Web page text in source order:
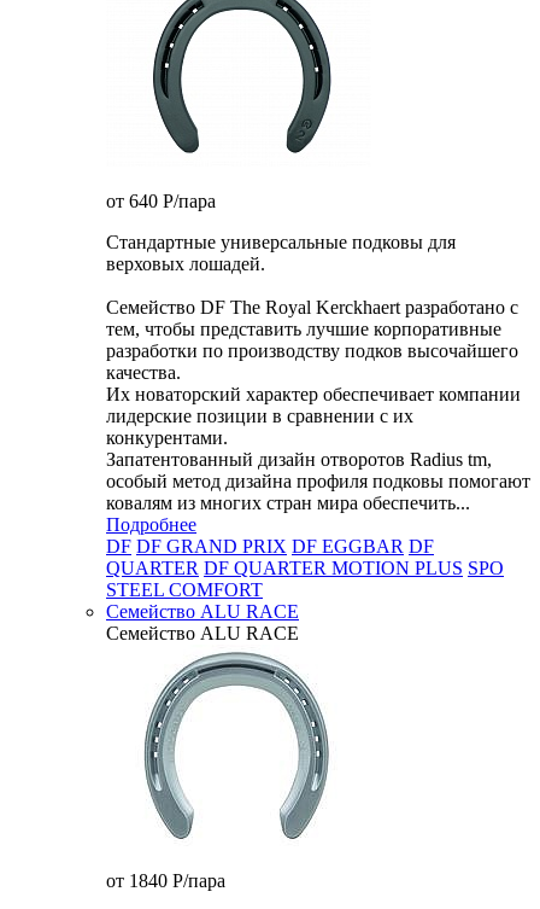
от 640 P/пара
Стандартные универсальные подковы для
верховых лошадей.
Семейство DF The Royal Kerckhaert разработано с
тем, чтобы представить лучшие корпоративные
разработки по производству подков высочайшего
качества.
Их новаторский характер обеспечивает компании
лидерские позиции в сравнении с их
конкурентами.
Запатентованный дизайн отворотов Radius tm,
особый метод дизайна профиля подковы помогают
ковалям из многих стран мира обеспечить...
Подробнее
DF DF GRAND PRIX DF EGGBAR DF
QUARTER DF QUARTER MOTION PLUS SPO
STEEL COMFORT
Семейство ALU RACE
Семейство ALU RACE
от 1840 P/пара